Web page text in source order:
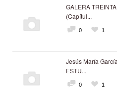
GALERA
(Capítul...
0 1
Jesús María
ESTU...
0 1